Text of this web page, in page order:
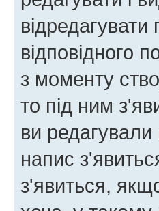
відповідного
з моменту
то під ним
ви
напис
з'явиться,